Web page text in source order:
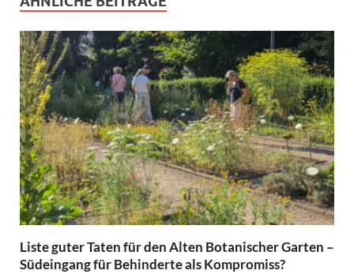
Liste guter Taten für den Alten Botanischer Garten –
Südeingang für Behinderte als Kompromiss?